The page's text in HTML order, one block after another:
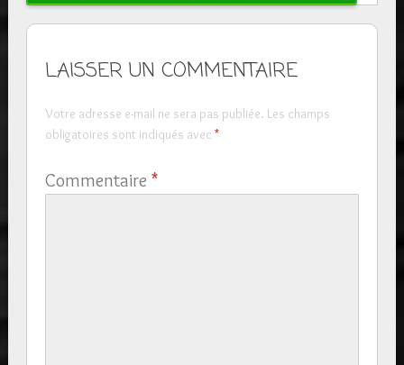
LAISSER UN COMMENTAIRE
Votre adresse e-mail ne sera pas publiée. Les champs
obligatoires sont indiqués avec *
Commentaire *